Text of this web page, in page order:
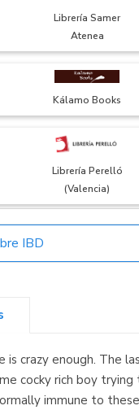
Librería Samer
Atenea
Kálamo Books
Librería Perelló
(Valencia)
Librería Elías
Librería Kolima
(Madrid)
IBD
is crazy enough. The
cocky rich boy
immune to